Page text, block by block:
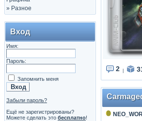
» Разное
Вход
Имя:
Пароль:
Запомнить меня
Забыли пароль?
Ещё не зарегистрированы?
Можете сделать это бесплатно!
2